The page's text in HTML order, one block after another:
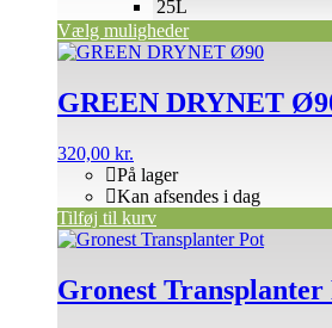
Vælg muligheder
25L
GREEN DRYNET
320,00 kr.
På lager
Kan afsendes i dag
Tilføj til kurv
Gronest Transplanter